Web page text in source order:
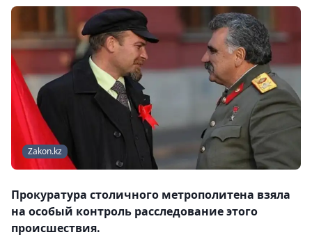
Zakon.kz
Прокуратура столичного метрополитена взяла
на особый контроль расследование этого
происшествия.